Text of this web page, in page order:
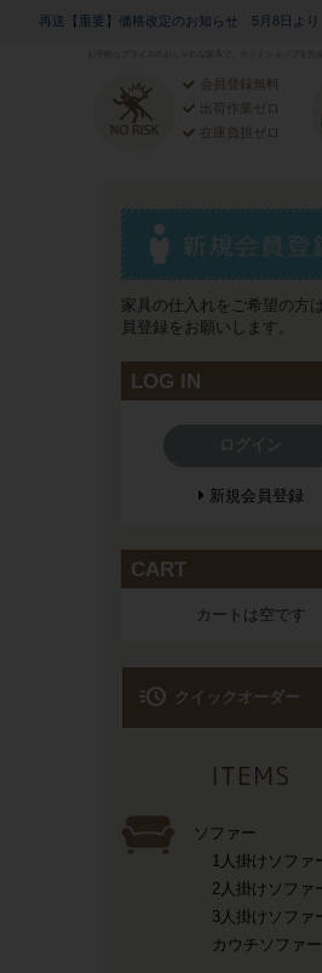
再送【重要】価格改定のお知らせ 5月8日より
会員登録無料
出荷作業ゼロ
在庫負担ゼロ
家具の仕入れをご希望の方
員登録をお願いします。
LOG IN
新規会員登録
CART
カートは空です
acute クイックオーダー
ソファー
1人掛けソファ
2人掛けソファ
3人掛けソファ
カウチソファー